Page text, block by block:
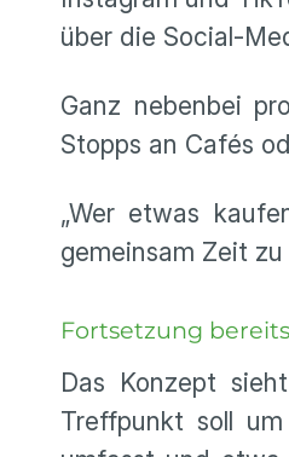
über die Social-
Ganz nebenbei
Stopps an Cafés
„Wer etwas
gemeinsam Zeit
Fortsetzung
Das Konzept
Treffpunkt soll